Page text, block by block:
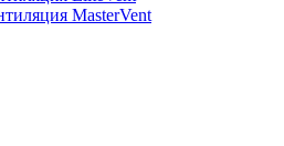
MasterVent